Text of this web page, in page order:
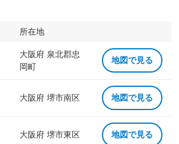
所在地
大阪府 泉北郡忠
岡町
地図で見る
大阪府 堺市南区 地図で見る
大阪府 堺市東区 地図で見る